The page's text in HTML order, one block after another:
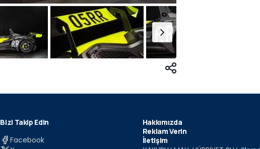
Bizi Takip Edin
Facebook
Hakkımızda
Reklam Verin
İletişim